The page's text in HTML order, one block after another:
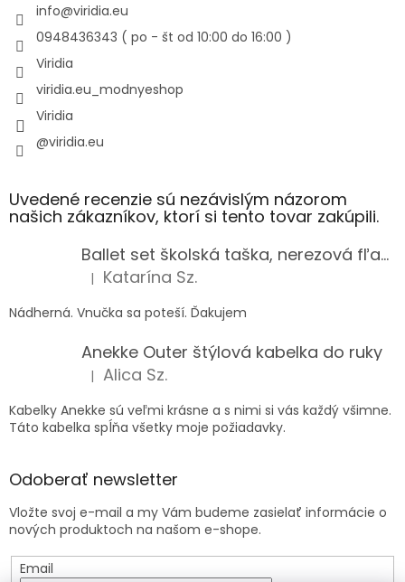
info@viridia.eu
0948436343 ( po - št od 10:00 do 16:00 )
Viridia
viridia.eu_modnyeshop
Viridia
@viridia.eu
Uvedené recenzie sú nezávislým názorom
našich zákazníkov, ktorí si tento tovar zakúpili.
Ballet set školská taška, nerezová fľaša a plný peračník s motívom baletky pre dievča
Hodnotenie produktu je 5 z 5 hviezdičiek.
| Katarína Sz.
Nádherná. Vnučka sa poteší. Ďakujem
Anekke Outer štýlová kabelka do ruky
Hodnotenie produktu je 5 z 5 hviezdičiek.
| Alica Sz.
Kabelky Anekke sú veľmi krásne a s nimi si vás každý všimne.
Táto kabelka spĺňa všetky moje požiadavky.
Odoberať newsletter
Vložte svoj e-mail a my Vám budeme zasielať informácie o
nových produktoch na našom e-shope.
Email